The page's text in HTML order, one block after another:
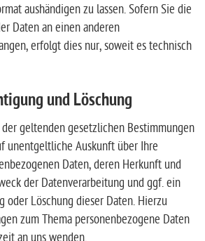
aushändigen zu lassen. Sofern Sie die
Daten an einen anderen
erfolgt dies nur, soweit es technisch
und Löschung
geltenden gesetzlichen Bestimmungen
unentgeltliche Auskunft über Ihre
Daten, deren Herkunft und
der Datenverarbeitung und ggf. ein
oder Löschung dieser Daten. Hierzu
zum Thema personenbezogene Daten